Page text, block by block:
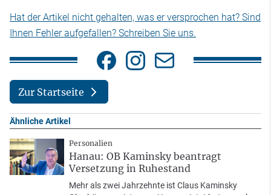
Hat der Artikel nicht gehalten, was er versprochen hat? Sind
Ihnen Fehler aufgefallen? Schreiben Sie uns.
Zur Startseite
Ähnliche Artikel
Personalien
Hanau: OB Kaminsky beantragt
Versetzung in Ruhestand
Mehr als zwei Jahrzehnte ist Claus Kaminsky